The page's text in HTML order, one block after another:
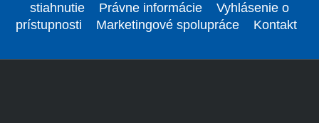
stiahnutie
Právne informácie
Vyhlásenie o
prístupnosti
Marketingové spolupráce Kontakt